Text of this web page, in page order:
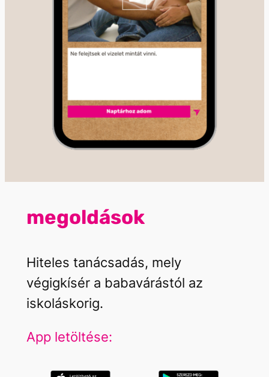
megoldások
Hiteles tanácsadás, mely
végigkísér a babavárástól az
iskoláskorig.
App letöltése: